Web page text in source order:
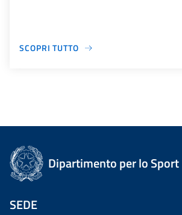
SCOPRI TUTTO
Dipartimento per lo Sport
SEDE